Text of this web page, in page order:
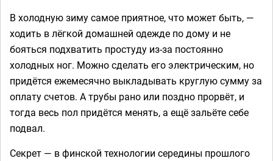
В холодную зиму самое приятное, что может быть, —
ходить в лёгкой домашней одежде по дому и не
бояться подхватить простуду из-за постоянно
холодных ног. Можно сделать его электрическим, но
придётся ежемесячно выкладывать круглую сумму за
оплату счетов. А трубы рано или поздно прорвёт, и
тогда весь пол придётся менять, а ещё зальёте себе
подвал.
Секрет — в финской технологии середины прошлого